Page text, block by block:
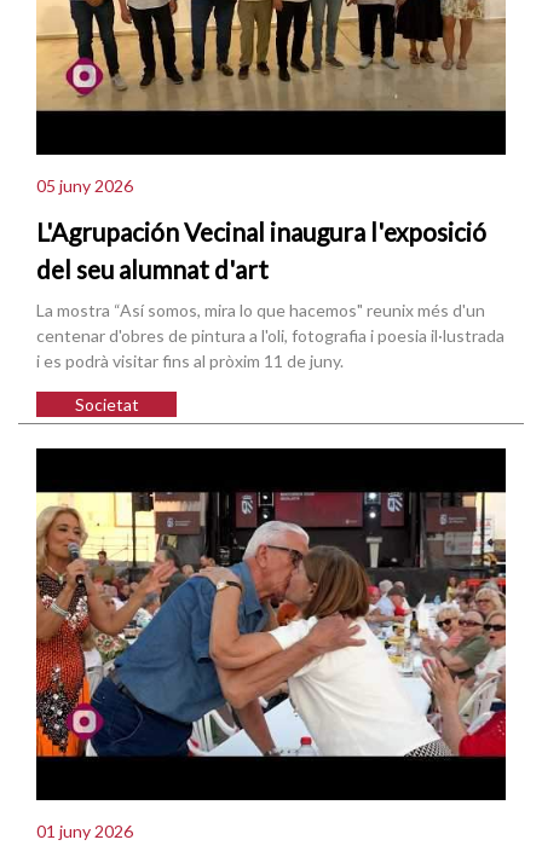
05 juny 2026
L'Agrupación Vecinal inaugura l'exposició
del seu alumnat d'art
La mostra “Así somos, mira lo que hacemos" reunix més d'un
centenar d'obres de pintura a l'oli, fotografia i poesia il·lustrada
i es podrà visitar fins al pròxim 11 de juny.
Societat
01 juny 2026